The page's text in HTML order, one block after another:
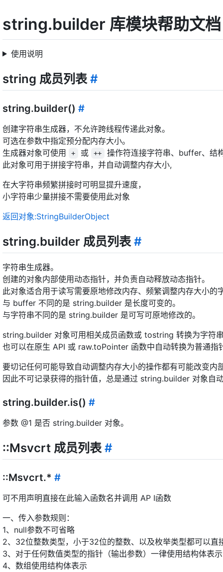
string.builder 库模块帮助文档
使用说明
string 成员列表 #
string.builder() #
创建字符串生成器，不允许跨线程传递此对象。
可选在参数中指定预分配内存大小。
生成器对象可使用
+ 或 ++
操作符连接字符串、buffer、结
此对象可用于拼接字符串，并自动调整内存大小,
在大字符串频繁拼接时可明显提升速度，
小字符串少量拼接不需要使用此对象
返回对象:StringBuilderObject
string.builder 成员列表 #
字符串生成器。
创建的对象内部使用动态指针，并负责自动释放动态指针。
此对象适合用于读写需要原地修改内存、频繁调整内存大小的
与 buffer 不同的是 string.builder 是长度可变的。
与字符串不同的是 string.builder 是可写可原地修改的。
string.builder 对象可用相关成员函数或 tostring 转换为字符
也可以在原生 API 或 raw.toPointer 函数中自动转换为普通指
要切记任何可能导致自动调整内存大小的操作都有可能改变内
因此不可记录获得的指针值，总是通过 string.builder 对象自
string.builder.is() #
参数 @1 是否 string.builder 对象。
::Msvcrt 成员列表#
::Msvcrt.* #
可不用声明直接在此输入函数名并调用 AP I函数
一、传入参数规则：
1、null参数不可省略
2、32位整数类型，小于32位的整数、以及枚举类型都可以直
3、对于任何数值类型的指针（输出参数）一律使用结构体
4、数组使用结构体表示